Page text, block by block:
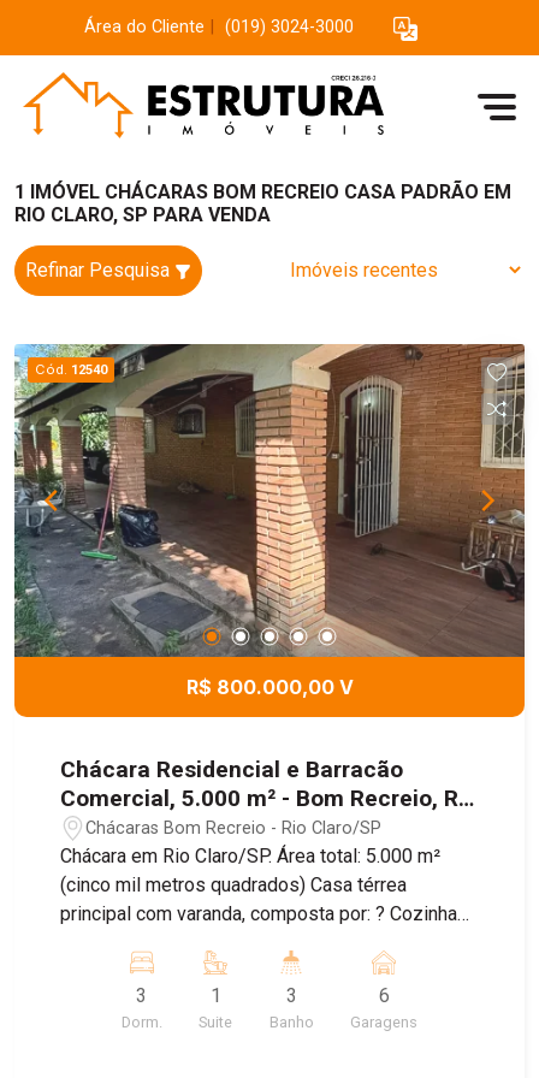
Área do Cliente (019) 3024-3000
1 IMÓVEL CHÁCARAS BOM RECREIO CASA PADRÃO EM
RIO CLARO, SP PARA VENDA
Refinar Pesquisa
Cód. 12540
R$ 800.000,00 V
Chácara Residencial e Barracão
Comercial, 5.000 m² - Bom Recreio, Rio
Claro/SP
Chácaras Bom Recreio - Rio Claro/SP
Chácara em Rio Claro/SP. Área total: 5.000 m²
(cinco mil metros quadrados) Casa térrea
principal com varanda, composta por: ? Cozinha
com ar-condicionado ? 1 banheiro Área externa
Galpão coberto ? ideal para: ? Guarda de
3
Dorm.
1
Suite
3
Banho
6
Garagens